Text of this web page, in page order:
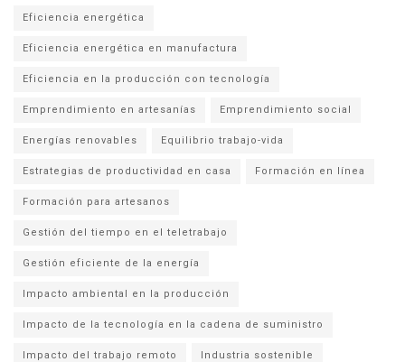
Eficiencia energética
Eficiencia energética en manufactura
Eficiencia en la producción con tecnología
Emprendimiento en artesanías Emprendimiento social
Energías renovables Equilibrio trabajo-vida
Estrategias de productividad en casa Formación en línea
Formación para artesanos
Gestión del tiempo en el teletrabajo
Gestión eficiente de la energía
Impacto ambiental en la producción
Impacto de la tecnología en la cadena de suministro
Impacto del trabajo remoto Industria sostenible